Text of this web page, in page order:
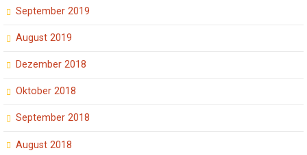
September 2019
August 2019
Dezember 2018
Oktober 2018
September 2018
August 2018